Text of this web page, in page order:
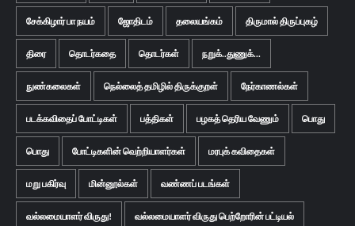
சேக்கிழார் பா நயம் ஜோதிடம் தலையங்கம் திருமால் திருப்புகழ்
திரை தொடர்கதை தொடர்கள் நறுக்..துணுக்...
நுண்கலைகள் நெல்லைத் தமிழில் திருக்குறள் நேர்காணல்கள்
படக்கவிதைப் போட்டிகள் பத்திகள் பழகத் தெரிய வேணும் பொது
பொது போட்டிகளின் வெற்றியாளர்கள் மரபுக் கவிதைகள்
மறு பகிர்வு மின்னூல்கள் வண்ணப் படங்கள்
வல்லமையாளர் விருது! வல்லமையாளர் விருது பெற்றோரின் பட்டியல்